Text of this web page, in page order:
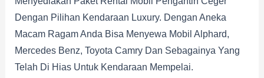
Dengan Pilihan Kendaraan Luxury. Dengan Aneka
Macam Ragam Anda Bisa Menyewa Mobil Alphard,
Mercedes Benz, Toyota Camry Dan Sebagainya Yang
Telah Di Hias Untuk Kendaraan Mempelai.